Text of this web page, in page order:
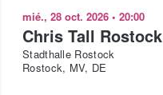
mié., 28 oct. 2026 • 20:00
Chris Tall Rostock
Stadthalle Rostock
Rostock, MV, DE